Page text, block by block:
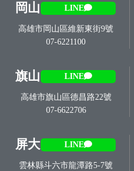
岡山 LINE
高雄市岡山區維新東街9號
07-6221100
旗山 LINE
高雄市旗山區德昌路22號
07-6622706
屏大 LINE
雲林縣斗六市龍潭路5-7號